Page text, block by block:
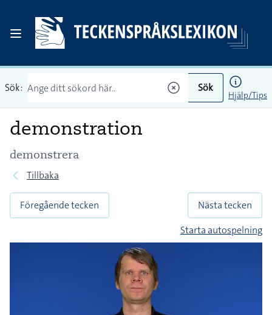
Sök: Sök
Hjälp/Tips
demonstration
demonstrera
Tillbaka
Föregående tecken
Nästa tecken
Starta autospelning